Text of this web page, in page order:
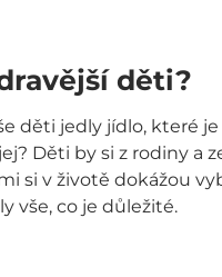
děti?
děti jedly jídlo, které
Děti by si z rodiny a
si v životě dokážou
vše, co je důležité.